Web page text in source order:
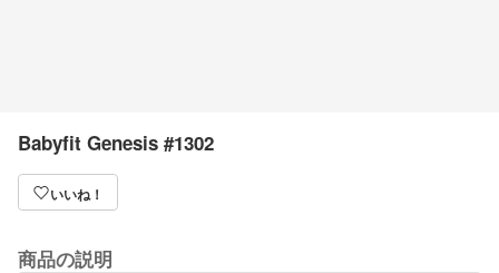
Babyfit Genesis #1302
いいね！
商品の説明